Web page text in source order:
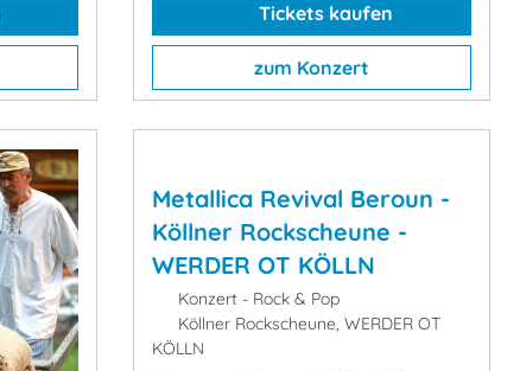
Tickets kaufen
zum Konzert
Metallica Revival Beroun -
Köllner Rockscheune -
WERDER OT KÖLLN
Konzert - Rock & Pop
Köllner Rockscheune, WERDER OT
KÖLLN